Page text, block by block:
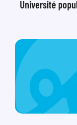
Université